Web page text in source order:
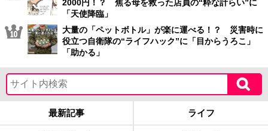
2000円！？ 焦る母を救った店員の“粋な計らい”に
「天使降臨」
大量の「ペットボトル」が楽に運べる！？ 災害時に
役立つ自衛隊の“ライフハック”に「目からうろこ」
「助かる」
最新記事 ライフ